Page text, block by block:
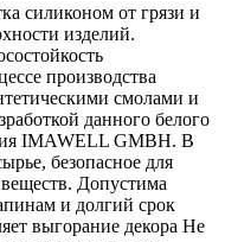
силиконом от грязи и
изделий.
производства
смолами и
данного белого
IMAWELL GMBH. В
безопасное для
веществ. Допустима
и долгий срок
выгорание декора Не